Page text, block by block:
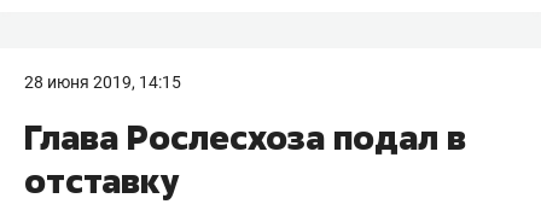
28 июня 2019, 14:15
Глава Рослесхоза подал в
отставку